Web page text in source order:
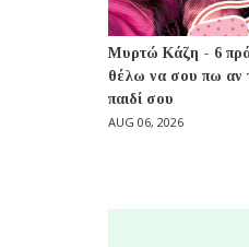
Μυρτώ Κάζη - 6
θέλω να σου πω αν
παιδί σου
AUG 06, 2026